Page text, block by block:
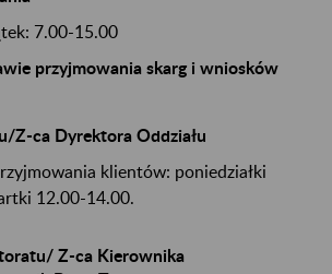
7.00-15.00
przyjmowania skarg i wniosków
Z-ca Dyrektora Oddziału
klientów: poniedziałki
12.00-14.00.
Z-ca Kierownika